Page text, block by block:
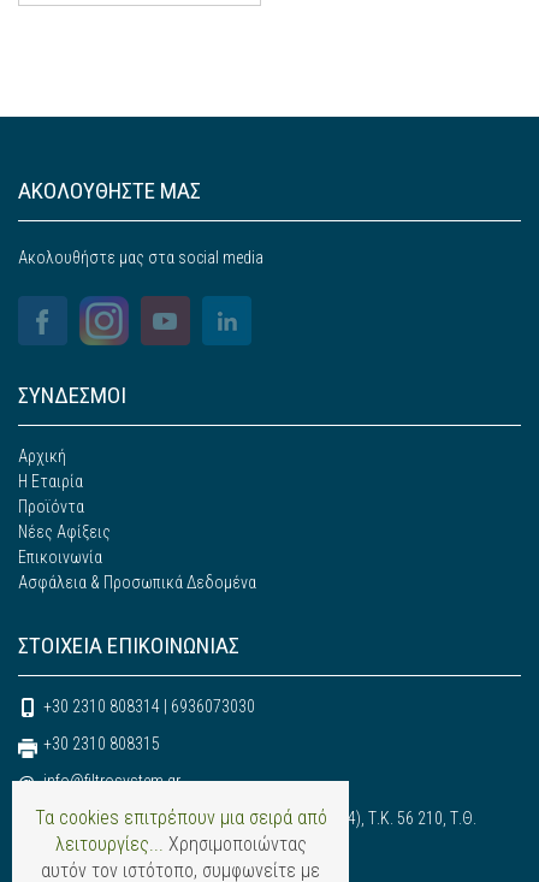
ΑΚΟΛΟΥΘΗΣΤΕ ΜΑΣ
Ακολουθήστε μας στα social media
ΣΥΝΔΕΣΜΟΙ
Αρχική
Η Εταιρία
Προϊόντα
Νέες Αφίξεις
Επικοινωνία
Ασφάλεια & Προσωπικά Δεδομένα
ΣΤΟΙΧΕΙΑ ΕΠΙΚΟΙΝΩΝΙΑΣ
+30 2310 808314 | 6936073030
+30 2310 808315
@ info@filtrosystem.gr
6ο χλμ. Ευκαρπίας - Ωραιοκάστρου (Κρήτης 4), Τ.Κ. 56 210, Τ.Θ.
30569 - Ευκαρπία - Θεσσαλονίκη
Τα cookies επιτρέπουν μια σειρά από
λειτουργίες... Χρησιμοποιώντας
αυτόν τον ιστότοπο, συμφωνείτε με